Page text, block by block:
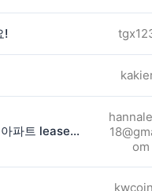
!
카터스빌 1B 1Bath, 수영장 뷰 발코니 아파트 lease - $1600 디파짓 드립니다.
om